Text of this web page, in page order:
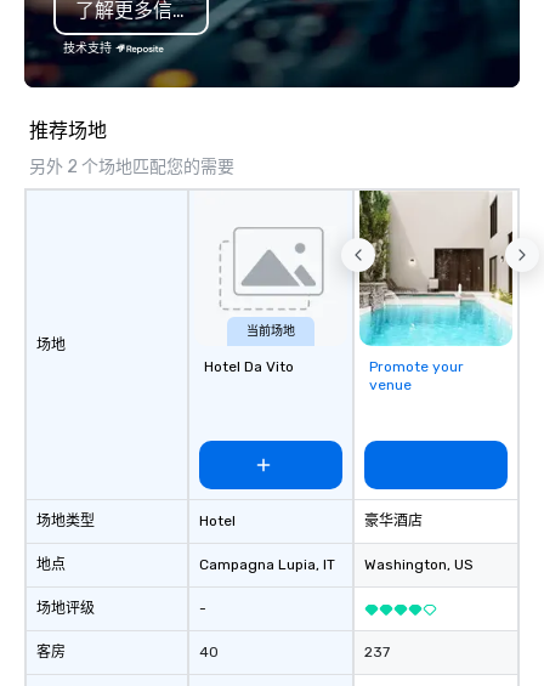
了解更多信息
技术支持
推荐场地
另外 2 个场地匹配您的需要
场地
场地类型
地点
场地评级
客房
当前场地
Hotel Da Vito
Hotel
Campagna Lupia, IT
-
40
Promote your
venue
豪华酒店
Washington, US
237